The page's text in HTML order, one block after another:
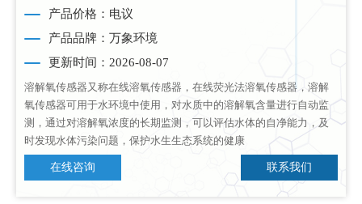
产品价格：电议
产品品牌：万象环境
更新时间：2026-08-07
溶解氧传感器又称在线溶氧传感器，在线荧光法溶氧传感器，溶解
氧传感器可用于水环境中使用，对水质中的溶解氧含量进行自动监
测，通过对溶解氧浓度的长期监测，可以评估水体的自净能力，及
时发现水体污染问题，保护水生生态系统的健康
在线咨询 联系我们